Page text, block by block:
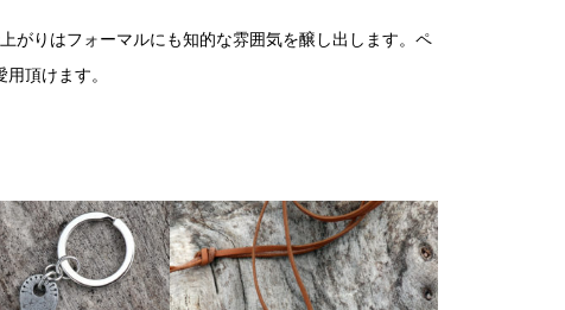
がりはフォーマルにも知的な雰囲気を醸し出します。ペ
頂けます。